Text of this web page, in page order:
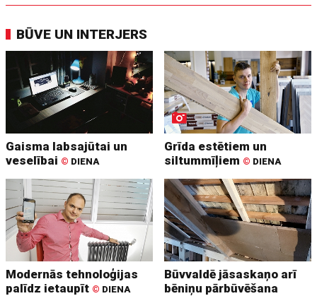
BŪVE UN INTERJERS
Gaisma labsajūtai un
veselībai © DIENA
Grīda estētiem un
siltummīļiem © DIENA
Modernās tehnoloģijas
palīdz ietaupīt © DIENA
Būvvaldē jāsaskaņo arī
bēniņu pārbūvēšana